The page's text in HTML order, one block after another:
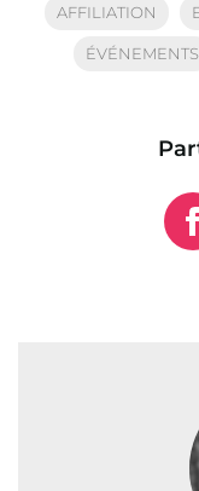
AFFILIATION
ÉVÉNEMENTS